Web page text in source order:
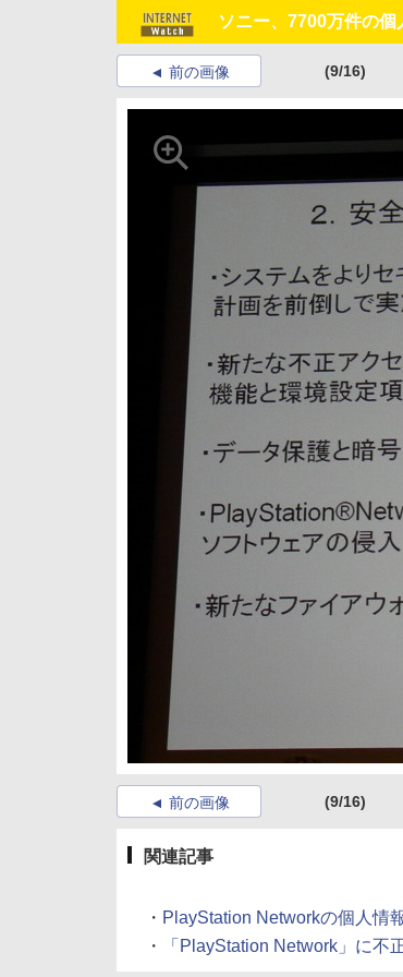
ソニー、7700万件の
前の画像 (9/16)
前の画像 (9/16)
関連記事
・ PlayStation Networkの個人情
・
「PlayStation Network」に